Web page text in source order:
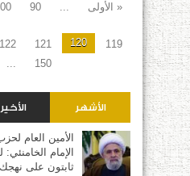
« الأولى ...
90
119
120
121
122
150
...
الأشهر
الأمين العام
الإمام
ثابتون على